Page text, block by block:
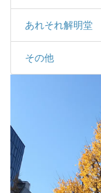
あれそれ解明堂
その他